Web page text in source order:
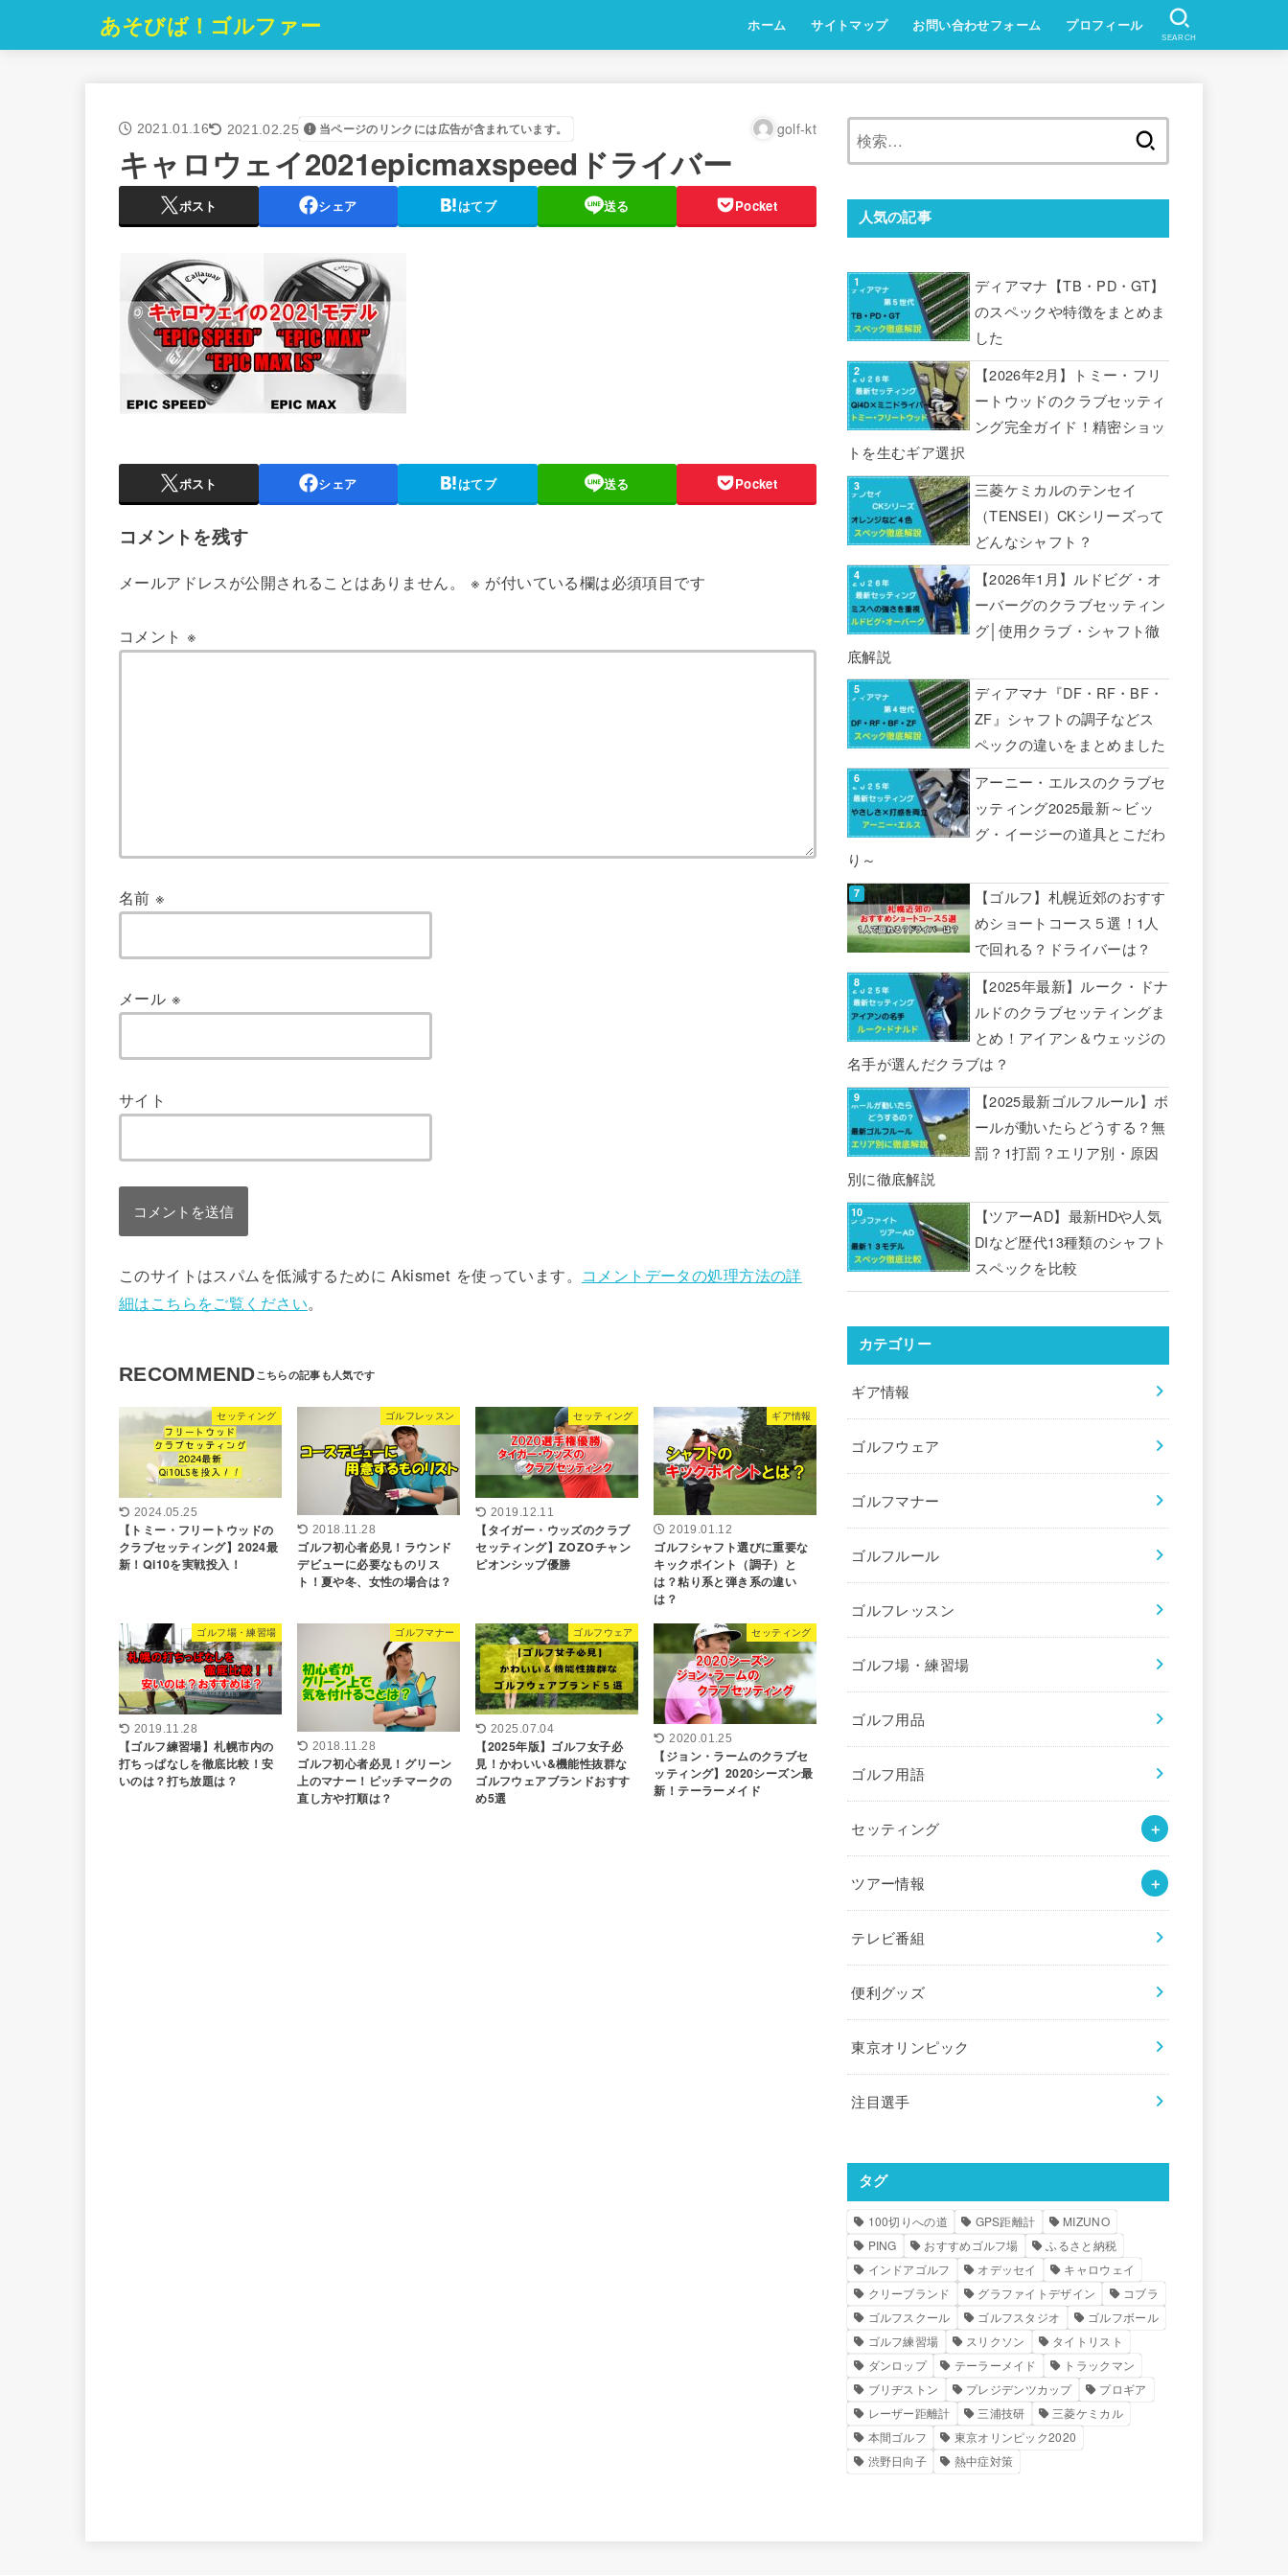
あそびば！ゴルファー ホーム サイトマップ お問い合わせフォーム プロフィール
SEARCH
2021.01.16 2021.02.25 当ページのリンクには広告が含まれています。 golf-kt
キャロウェイ2021epicmaxspeedドライバー
ポスト シェア はてブ 送る Pocket
ポスト シェア はてブ 送る Pocket
コメントを残す
メールアドレスが公開されることはありません。 ※ が付いている欄は必須項目です
コメント※
名前※
メール ※
サイト
このサイトはスパムを低減するために Akismet を使っています。 コメントデータの処理方法の詳
細はこちらをご覧ください。
RECOMMEND
セッティング
2024.05.25
【トミー・フリートウッドの
クラブセッティング】2024最
新！Qi10を実戦投入！
ゴルフレッスン
2018.11.28
ゴルフ初心者必見！ラウンド
デビューに必要なものリス
ト！夏や冬、女性の場合は？
セッティング
2019.12.11
【タイガー・ウッズのクラブ
セッティング】ZOZOチャン
ピオンシップ優勝
ギア情報
2019.01.12
ゴルフシャフト選びに重要な
キックポイント（調子）と
は？粘り系と弾き系の違い
は？
ゴルフ場・練習場
2019.11.28
【ゴルフ練習場】札幌市内の
打ちっぱなしを徹底比較！安
いのは？打ち放題は？
ゴルフマナー
2018.11.28
ゴルフ初心者必見！グリーン
上のマナー！ピッチマークの
直し方や打順は？
ゴルフウェア
2025.07.04
【2025年版】ゴルフ女子必
見！かわいい&機能性抜群な
ゴルフウェアブランドおすす
め5選
セッティング
2020.01.25
【ジョン・ラームのクラブセ
ッティング】2020シーズン最
新！テーラーメイド
人気の記事
ディアマナ【TB・PD・GT】
のスペックや特徴をまとめま
した
【2026年2月】トミー・フリ
ートウッドのクラブセッティ
ング完全ガイド！精密ショッ
トを生むギア選択
三菱ケミカルのテンセイ
（TENSEI）CKシリーズって
どんなシャフト？
【2026年1月】ルドビグ・オ
ーバーグのクラブセッティン
グ│使用クラブ・シャフト徹
底解説
ディアマナ『DF・RF・BF・
ZF』シャフトの調子などス
ペックの違いをまとめました
アーニー・エルスのクラブセ
ッティング2025最新～ビッ
グ・イージーの道具とこだわ
り～
【ゴルフ】札幌近郊のおすす
めショートコース５選！1人
で回れる？ドライバーは？
【2025年最新】ルーク・ドナ
ルドのクラブセッティングま
とめ！アイアン＆ウェッジの
名手が選んだクラブは？
【2025最新ゴルフルール】ボ
ールが動いたらどうする？無
罰？1打罰？エリア別・原因
別に徹底解説
【ツアーAD】最新HDや人気
DIなど歴代13種類のシャフト
スペックを比較
カテゴリー
ギア情報
ゴルフウェア
ゴルフマナー
ゴルフルール
ゴルフレッスン
ゴルフ場・練習場
ゴルフ用品
ゴルフ用語
セッティング
ツアー情報
テレビ番組
便利グッズ
東京オリンピック
注目選手
タグ
100切りへの道 GPS距離計
MIZUNO
PING
おすすめゴルフ場
ふるさと納税
インドアゴルフ
オデッセイ
キャロウェイ
クリーブランド
グラファイトデザイン
コブラ
ゴルフスクール
ゴルフスタジオ
ゴルフボール
ゴルフ練習場
スリクソン
タイトリスト
ダンロップ
テーラーメイド
トラックマン
ブリヂストン
プレジデンツカップ
プロギア
レーザー距離計
三浦技研
三菱ケミカル
本間ゴルフ
東京オリンピック2020
渋野日向子
熱中症対策